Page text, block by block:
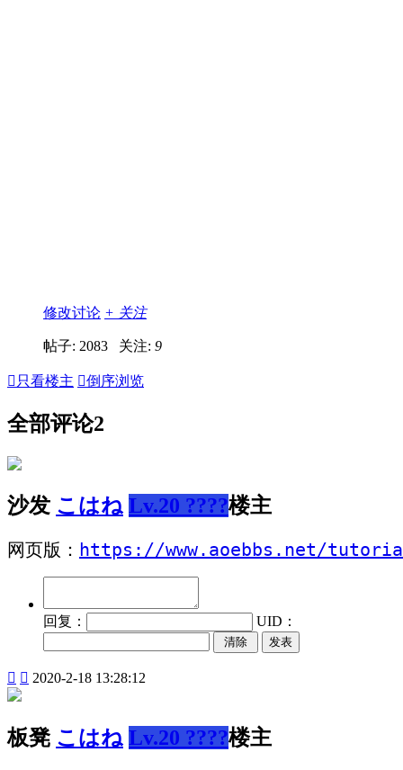
修改讨论 + 关注
帖子: 2083 关注: 9
 只看楼主 倒序浏览
全部评论2
沙发 こはね Lv.20 ????楼主
网页版： https://www.aoebbs.net/
回复： UID：
发表
  2020-2-18 13:28:12
板凳 こはね Lv.20 ????楼主